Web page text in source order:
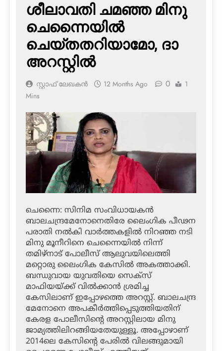
ശീലാവതി ചമഞ്ഞ മിനു
ചെന്നൈയില്‍
ചെയ്തതറിയാമോ, ദാ
അറസ്റ്റില്‍
സ്റ്റാഫ് ലേഖകൻ 12 Months Ago 0
1
Mins
ചെന്നൈ: സിനിമ സംവിധായകന്‍
ബാലചന്ദ്രമേനോനെതിരേ ലൈംഗിക പീഢന
പരാതി നല്‍കി വാര്‍ത്തകളില്‍ നിറഞ്ഞ നടി
മിനു മൂനീറിനെ ചെന്നൈയില്‍ നിന്ന്
തമിഴ്‌നാട് പോലീസ് ആലുവയിലെത്തി
മറ്റൊരു ലൈംഗിക കേസില്‍ അകത്താക്കി.
ബന്ധുവായ യുവതിയെ സെക്‌സ്
മാഫിയയ്ക്ക് വില്‍ക്കാന്‍ ശ്രമിച്ച
കേസിലാണ് ഇപ്പോഴത്തെ അറസ്റ്റ്. ബാലചന്ദ്ര
മേനോനെ അപകീര്‍ത്തിപ്പെടുത്തിയതിന്
കേരള പോലീസിന്റെ അറസ്റ്റിലായ മിനു
ജാമ്യത്തിലിറങ്ങിയതേയുള്ളൂ. അപ്പോഴാണ്
2014ലെ കേസിന്റെ പേരില്‍ വിലങ്ങുമായി